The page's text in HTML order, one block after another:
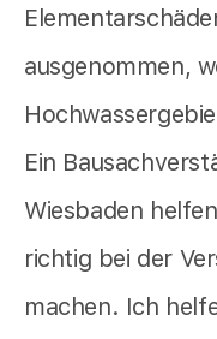
ausgenommen,
Ein
Wiesbaden
richtig bei der
machen. Ich